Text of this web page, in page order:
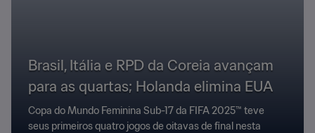
Brasil, Itália e RPD da Coreia avançam
para as quartas; Holanda elimina EUA
Copa do Mundo Feminina Sub-17 da FIFA 2025™ teve
seus primeiros quatro jogos de oitavas de final nesta